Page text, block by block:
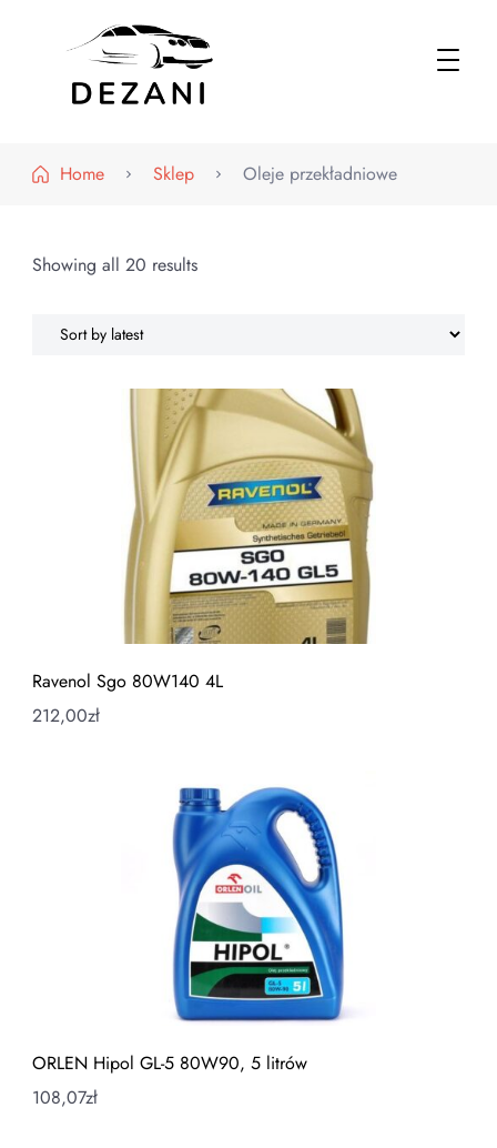
Home
Sklep Oleje przekładniowe
Showing all 20 results
Ravenol Sgo 80W140 4L
212,00zł
ORLEN Hipol GL-5 80W90, 5 litrów
108,07zł